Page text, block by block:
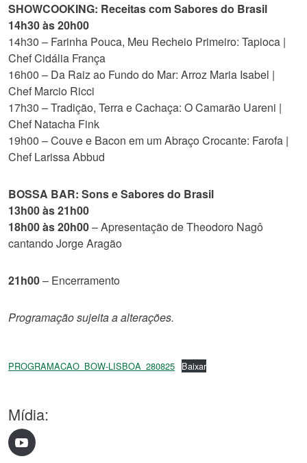
SHOWCOOKING: Receitas com Sabores do Brasil
14h30 às 20h00
14h30 – Farinha Pouca, Meu Recheio Primeiro: Tapioca |
Chef Cidália França
16h00 – Da Raiz ao Fundo do Mar: Arroz Maria Isabel |
Chef Marcio Ricci
17h30 – Tradição, Terra e Cachaça: O Camarão Uareni |
Chef Natacha Fink
19h00 – Couve e Bacon em um Abraço Crocante: Farofa |
Chef Larissa Abbud
BOSSA BAR: Sons e Sabores do Brasil
13h00 às 21h00
18h00 às 20h00– Apresentação de Theodoro Nagô
cantando Jorge Aragão
21h00– Encerramento
Programação sujeita a alterações.
PROGRAMACAO_BOW-LISBOA_280825 Baixar
Mídia: